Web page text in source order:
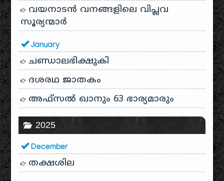
വയനാടൻ വനങ്ങളിലെ വിപ്ലവ
സൂര്യന്മാർ
January
ചണ്ഡാലഭിക്ഷുകി
ദശരഥ ജാതകം
അഫ്സൽ ഖാനും 63 ഭാര്യമാരും
2025
December
തക്ഷശില